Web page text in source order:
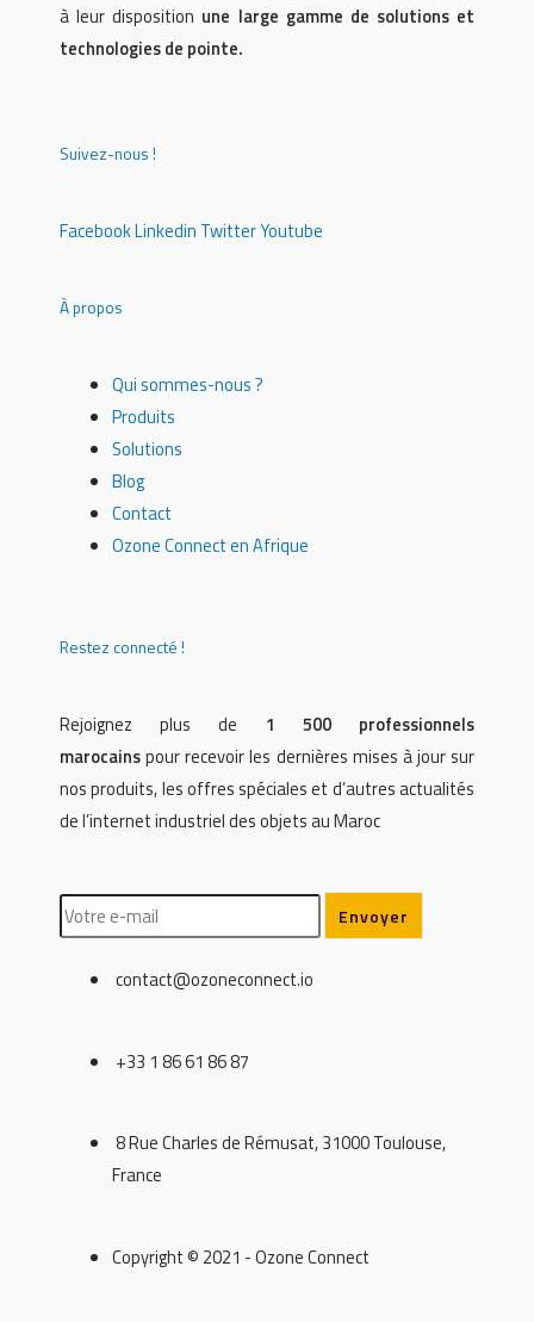
à leur disposition une large gamme de solutions et
technologies de pointe.
Suivez-nous !
FacebookLinkedin TwitterYoutube
À propos
Qui sommes-nous ?
Produits
Solutions
Blog
Contact
Ozone Connect en Afrique
Restez connecté !
Rejoignez plus de 1 500 professionnels
marocainspour recevoir les dernières mises à jour sur
nos produits, les offres spéciales et d’autres actualités
de l’internet industriel des objets au Maroc
contact@ozoneconnect.io
+33 1 86 61 86 87
8 Rue Charles de Rémusat, 31000 Toulouse,
France
Copyright © 2021 - Ozone Connect